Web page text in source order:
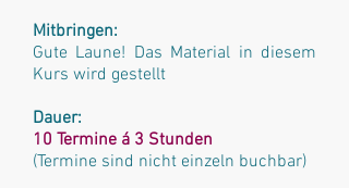
Mitbringen:
Gute Laune! Das Material in diesem
Kurs wird gestellt
Dauer:
10 Termine á 3 Stunden
(Termine sind nicht einzeln buchbar)